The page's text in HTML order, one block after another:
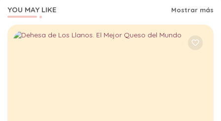
YOU MAY LIKE Mostrar más